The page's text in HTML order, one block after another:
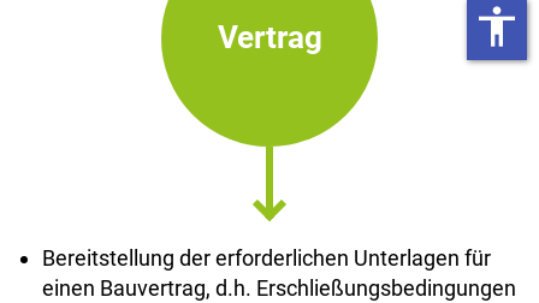
Vertrag
Bereitstellung der erforderlichen Unterlagen für
einen Bauvertrag, d.h. Erschließungsbedingungen
accessibility